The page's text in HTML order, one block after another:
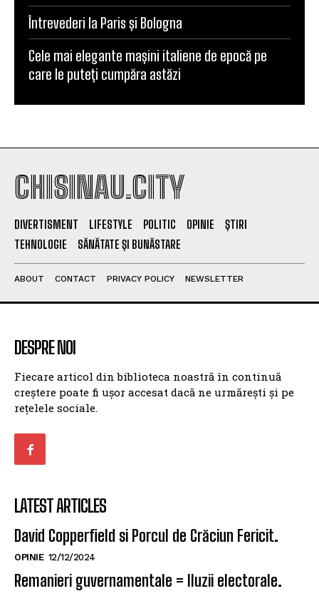
Întrevederi la Paris și Bologna
Cele mai elegante mașini italiene de epocă pe
care le puteți cumpăra astăzi
CHISINAU.CITY
DIVERTISMENT LIFESTYLE POLITIC OPINIE
ȘTIRI
TEHNOLOGIE
SĂNĂTATE ȘI BUNĂSTARE
ABOUT CONTACT PRIVACY POLICY NEWSLETTER
DESPRE NOI
Fiecare articol din biblioteca noastră în continuă
creștere poate fi ușor accesat dacă ne urmărești și pe
rețelele sociale.
LATEST ARTICLES
David Copperfield si Porcul de Crăciun Fericit.
OPINIE 12/12/2024
Remanieri guvernamentale = Iluzii electorale.